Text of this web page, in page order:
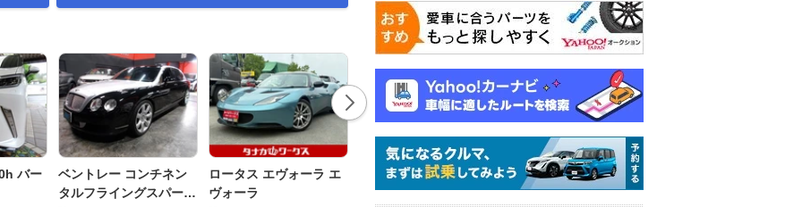
バー
ベントレー コンチネン
タルフライングスパー
ロータス エヴォーラ エ
ヴォーラ
ダイハツ ムーヴキャン
バス 660 ストライプス
支払総額
アストンマーティン V8
ヴァンテージ スポーツ
シフト
支払総額